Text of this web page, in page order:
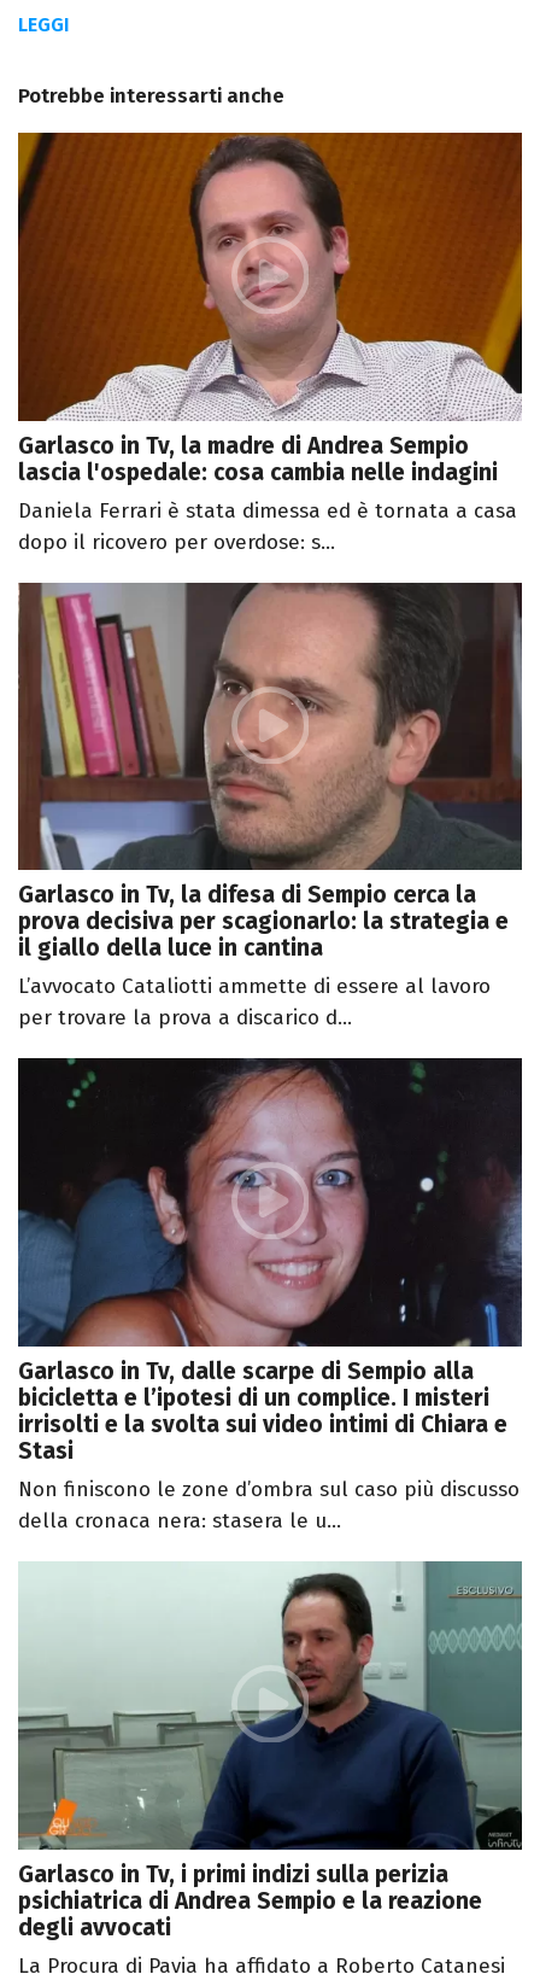
LEGGI
Potrebbe interessarti anche
Garlasco in Tv, la madre di Andrea Sempio
lascia l'ospedale: cosa cambia nelle indagini
Daniela Ferrari è stata dimessa ed è tornata a casa
dopo il ricovero per overdose: s...
Garlasco in Tv, la difesa di Sempio cerca la
prova decisiva per scagionarlo: la strategia e
il giallo della luce in cantina
L’avvocato Cataliotti ammette di essere al lavoro
per trovare la prova a discarico d...
Garlasco in Tv, dalle scarpe di Sempio alla
bicicletta e l’ipotesi di un complice. I misteri
irrisolti e la svolta sui video intimi di Chiara e
Stasi
Non finiscono le zone d’ombra sul caso più discusso
della cronaca nera: stasera le u...
Garlasco in Tv, i primi indizi sulla perizia
psichiatrica di Andrea Sempio e la reazione
degli avvocati
La Procura di Pavia ha affidato a Roberto Catanesi